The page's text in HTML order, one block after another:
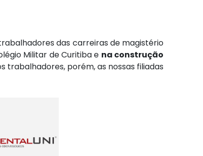
das carreiras de magistério
Militar de Curitiba e na construção
trabalhadores, porém, as nossas filiadas